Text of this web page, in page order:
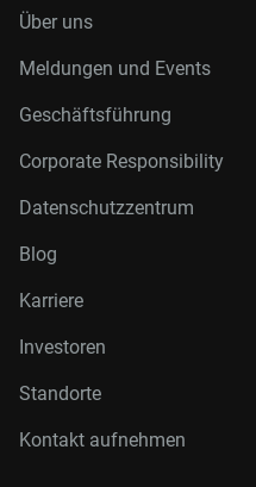
Über uns
Meldungen und Events
Geschäftsführung
Corporate Responsibility
Datenschutzzentrum
Blog
Karriere
Investoren
Standorte
Kontakt aufnehmen